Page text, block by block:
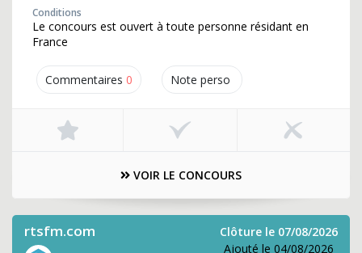
Commentaires 0 Note perso
Conditions
Le concours est ouvert à toute personne résidant en
France
VOIR LE CONCOURS
rtsfm.com
Clôture le 07/08/2026
Ajouté le 04/08/2026